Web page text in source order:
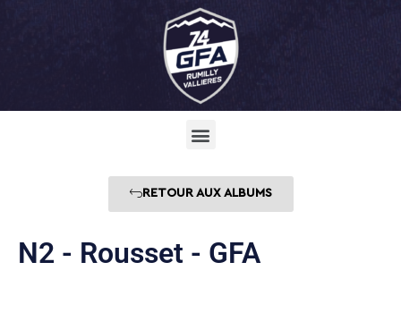
RETOUR AUX ALBUMS
N2 - Rousset - GFA